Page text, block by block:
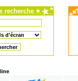
recherche